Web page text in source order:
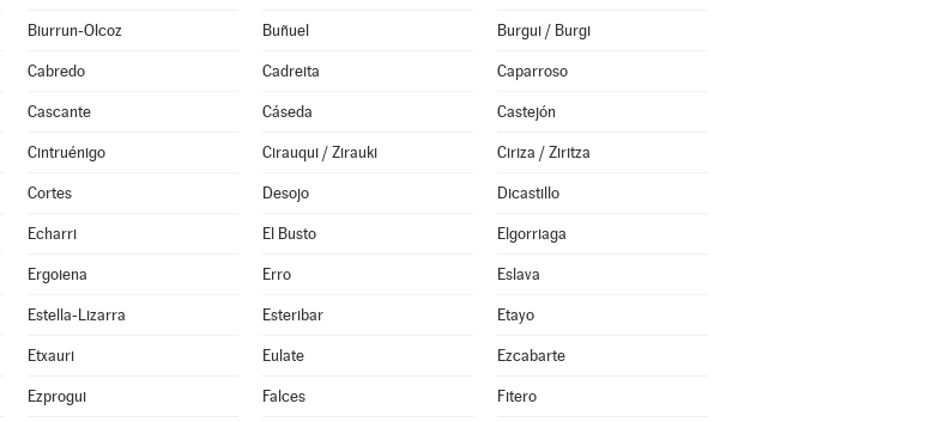
Biurrun-Olcoz Buñuel Burgui / Burgi
Cabredo Cadreita Caparroso
Cascante Cáseda Castejón
Cintruénigo Cirauqui / Zirauki Ciriza / Ziritza
Cortes Desojo Dicastillo
Echarri El Busto Elgorriaga
Ergoiena Erro Eslava
Estella-Lizarra Esteribar Etayo
Etxauri Eulate Ezcabarte
Ezprogui Falces Fitero